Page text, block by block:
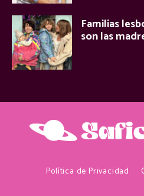
Familias
son las
Política de Privacidad